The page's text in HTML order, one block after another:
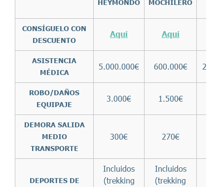
HEYMONDO
MOCHILERO
CONSÍGUELO CON
DESCUENTO
Aquí Aquí
ASISTENCIA
MÉDICA
5.000.000€ 600.000€
ROBO/DAÑOS
EQUIPAJE
3.000€ 1.500€
DEMORA SALIDA
MEDIO
TRANSPORTE
300€ 270€
DEPORTES DE
Incluidos
(trekking
Incluidos
(trekking